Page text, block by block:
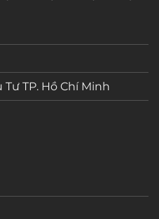
Tư TP. Hồ Chí Minh